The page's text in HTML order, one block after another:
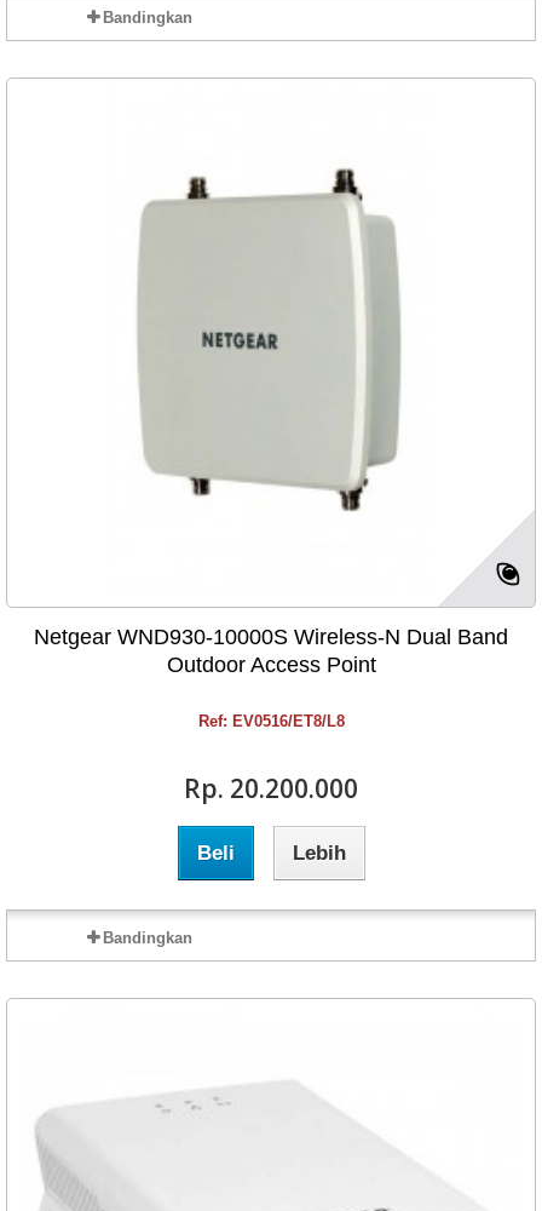
Bandingkan
Netgear WND930-10000S Wireless-N Dual Band
Outdoor Access Point
Ref: EV0516/ET8/L8
Rp‎. 20.200.000
Beli Lebih
Bandingkan